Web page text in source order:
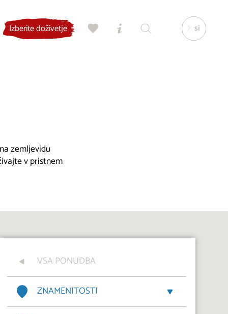
Izberite doživetje si
zemljevidu
v pristnem
VSA PONUDBA
ZNAMENITOSTI